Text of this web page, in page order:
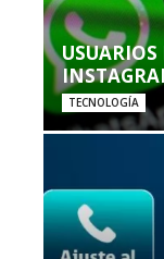
TECNOLOGÍA